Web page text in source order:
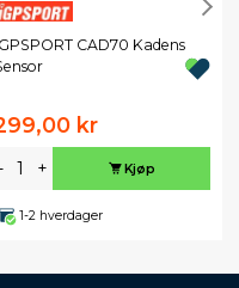
CAD70 Kadens
kr
+ Kjøp
1-2 hverdager